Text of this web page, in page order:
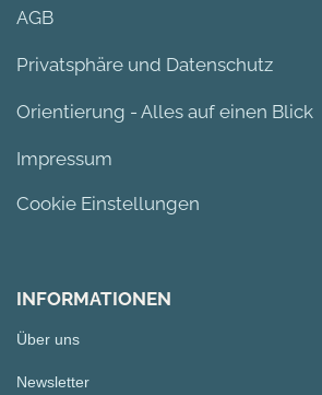
AGB
Privatsphäre und Datenschutz
Orientierung - Alles auf einen Blick
Impressum
Cookie Einstellungen
INFORMATIONEN
Über uns
Newsletter